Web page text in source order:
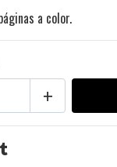
a color.
+